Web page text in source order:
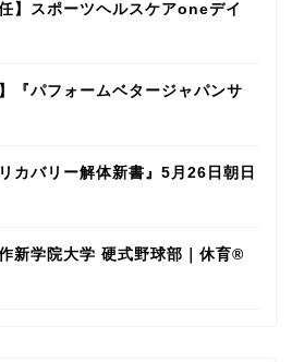
】スポーツヘルスケアoneデイ
『パフォームベタージャパンサ
カバリー解体新書』5月26日朝日
新学院大学 硬式野球部｜休育®